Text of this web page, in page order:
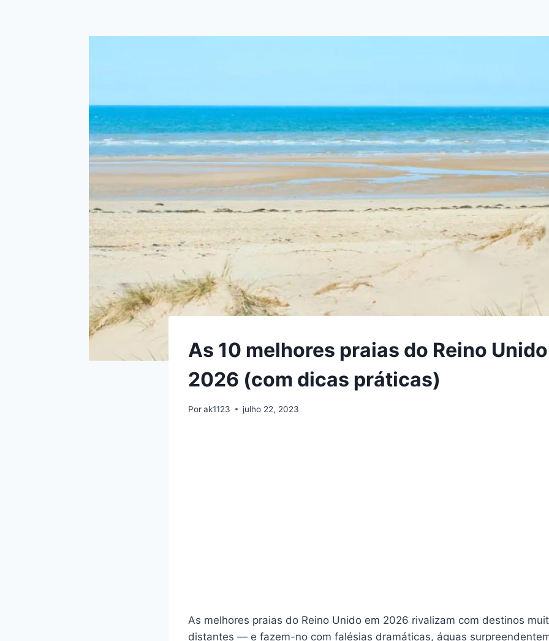
As 10 melhores praias do Reino
2026 (com dicas práticas)
Porak1123 julho 22, 2023
As melhores praias do Reino Unido em 2026 rivalizam com destinos
distantes — e fazem-no com falésias dramáticas, águas